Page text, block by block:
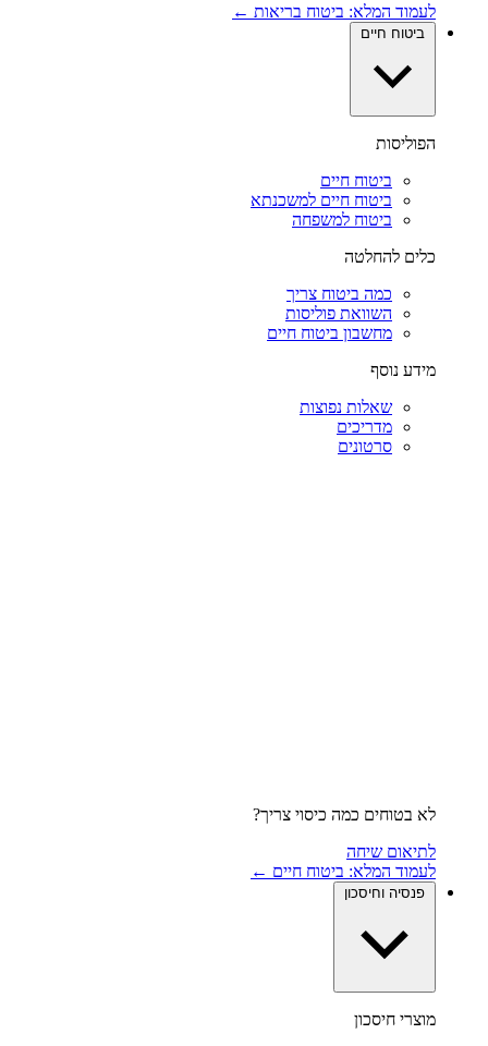
לעמוד המלא: ביטוח בריאות ←
ביטוח חיים
הפוליסות
ביטוח חיים
ביטוח חיים למשכנתא
ביטוח למשפחה
כלים להחלטה
כמה ביטוח צריך
השוואת פוליסות
מחשבון ביטוח חיים
מידע נוסף
שאלות נפוצות
מדריכים
סרטונים
לא בטוחים כמה כיסוי צריך?
לתיאום שיחה
לעמוד המלא: ביטוח חיים ←
פנסיה וחיסכון
מוצרי חיסכון